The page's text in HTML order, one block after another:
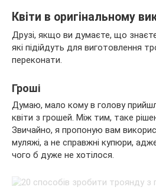
Квіти в оригінальному
Друзі, якщо ви думаєте, що знаєте
які підійдуть для виготовлення
переконати.
Гроші
Думаю, мало кому в голову
квіти з грошей. Між тим, таке
Звичайно, я пропоную вам
муляжі, а не справжні купюри,
чого б дуже не хотілося.